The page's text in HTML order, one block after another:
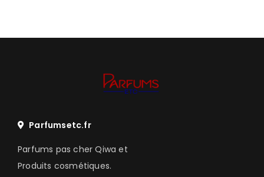
Parfumsetc.fr
Parfums pas cher Qiwa et
Produits cosmétiques.